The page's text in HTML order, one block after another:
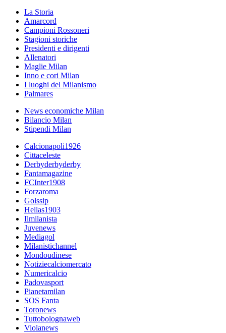
La Storia
Amarcord
Campioni Rossoneri
Stagioni storiche
Presidenti e dirigenti
Allenatori
Maglie Milan
Inno e cori Milan
I luoghi del Milanismo
Palmares
News economiche Milan
Bilancio Milan
Stipendi Milan
Calcionapoli1926
Cittaceleste
Derbyderbyderby
Fantamagazine
FCInter1908
Forzaroma
Golssip
Hellas1903
Ilmilanista
Juvenews
Mediagol
Milanistichannel
Mondoudinese
Notiziecalciomercato
Numericalcio
Padovasport
Pianetamilan
SOS Fanta
Toronews
Tuttobolognaweb
Violanews